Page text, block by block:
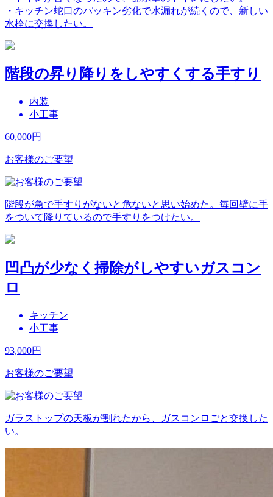
・キッチン蛇口のパッキン劣化で水漏れが続くので、新しい
水栓に交換したい。
階段の昇り降りをしやすくする手すり
内装
小工事
60,000円
お客様のご要望
階段が急で手すりがないと危ないと思い始めた。毎回壁に手
をついて降りているので手すりをつけたい。
凹凸が少なく掃除がしやすいガスコン
ロ
キッチン
小工事
93,000円
お客様のご要望
ガラストップの天板が割れたから、ガスコンロごと交換した
い。